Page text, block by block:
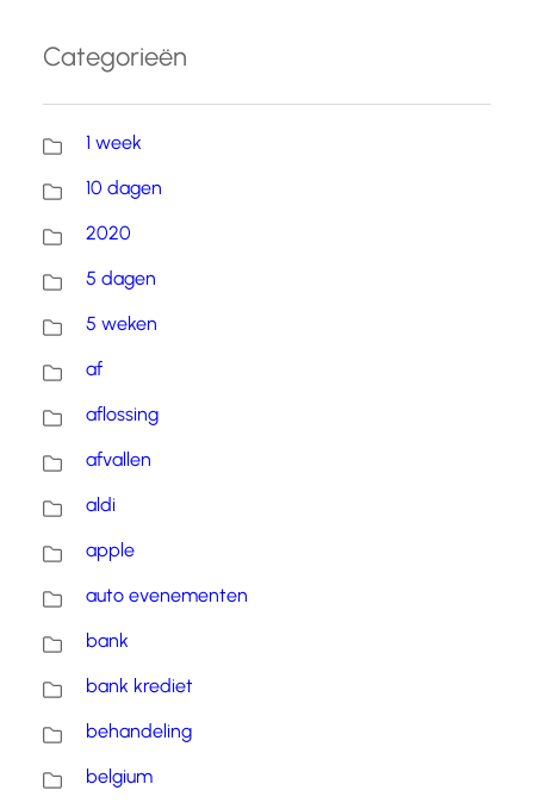
Categorieën
1 week
10 dagen
2020
5 dagen
5 weken
af
aflossing
afvallen
aldi
apple
auto evenementen
bank
bank krediet
behandeling
belgium